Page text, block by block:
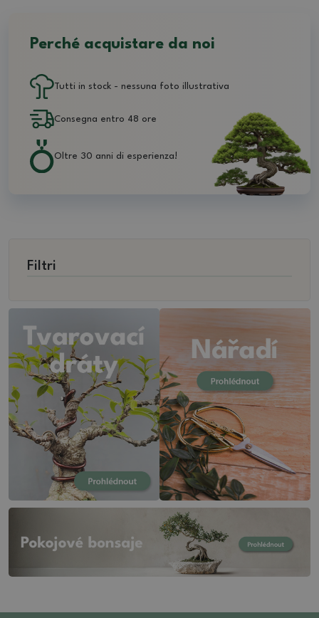
Filtri
Perché acquistare da noi
Tutti in stock - nessuna foto illustrativa
Consegna entro 48 ore
Oltre 30 anni di esperienza!